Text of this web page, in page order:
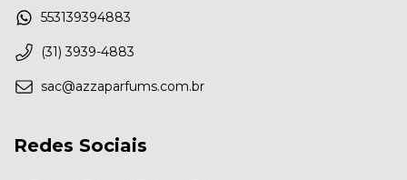
553139394883
(31) 3939-4883
sac@azzaparfums.com.br
Redes Sociais